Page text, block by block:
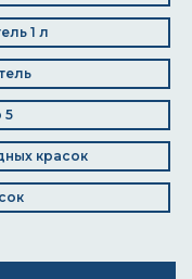
1 л
5
красок